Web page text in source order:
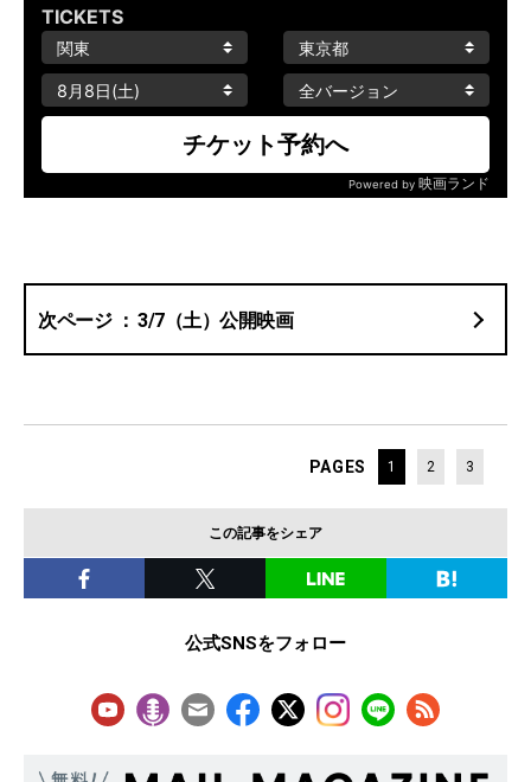
3/7（土）公開映画
PAGES 1 2 3
この記事をシェア
公式SNSをフォロー